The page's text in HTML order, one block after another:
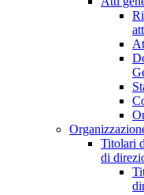
Titolari
di